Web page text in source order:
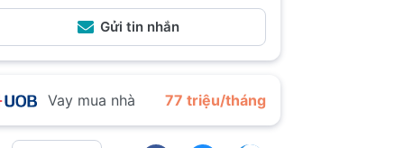
Gửi tin nhắn
Vay mua nhà 77 triệu/tháng